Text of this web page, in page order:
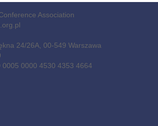
Association
24/26A, 00-549 Warszawa
0005 0000 4530 4353 4664